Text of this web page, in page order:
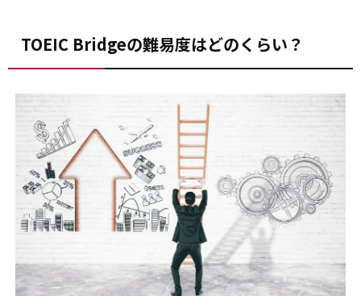
TOEIC Bridgeの難易度はどのくらい？